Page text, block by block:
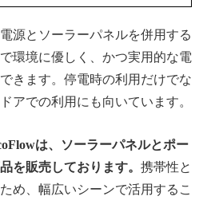
源とソーラーパネルを併用する
環境に優しく、かつ実用的な電
きます。停電時の利用だけでな
アでの利用にも向いています。
は、ソーラーパネルとポー
を販売しております。 携帯性と
め、幅広いシーンで活用するこ